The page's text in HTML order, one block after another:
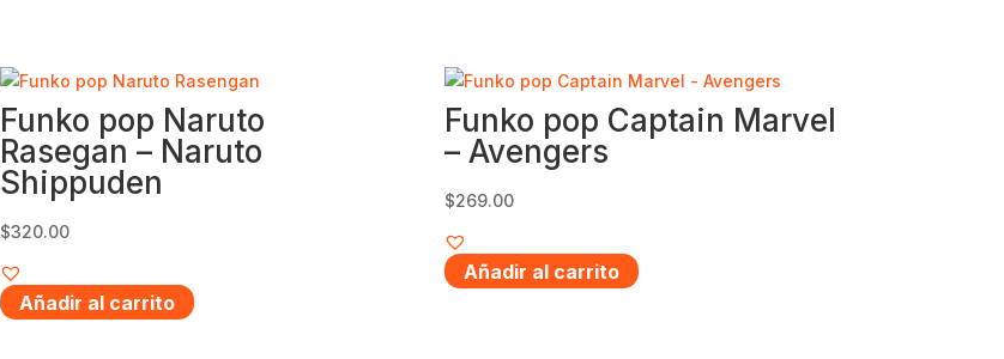
Funko pop Naruto
Rasegan – Naruto
Shippuden
$320.00
Añadir al carrito
Funko pop Captain Marvel
– Avengers
$269.00
Añadir al carrito